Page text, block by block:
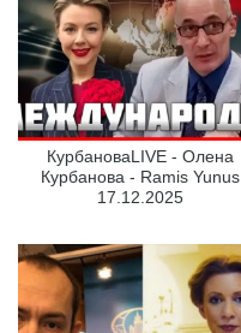
КурбановаLIVE - Олена
Курбанова - Ramis Yunus
17.12.2025